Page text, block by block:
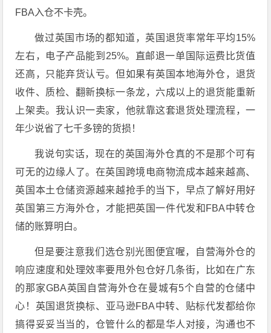
FBA入仓不卡壳。
做过英国市场的都知道，英国退货率常年平均15%
左右，电子产品能到25%。直邮退一单国际运费比货值
还高，只能弃货认亏。但如果有英国本地海外仓，退货
收件、质检、翻新换标一条龙，六成以上的退货能重新
上架卖。我认识一卖家，他就靠这套退货处理流程，一
年少说省了七千多镑的货损！
我说句实话，现在的英国海外仓真的不是那个可有
可无的边缘人了。在英国跨境电商物流成本越来越高、
英国本土仓储资源越来越抢手的当下，早点了解好用好
英国第三方海外仓，才能把英国一件代发和FBA中转仓
储的账算明白。
但是要注意我们选仓别光图便宜喔，自营海外仓的
响应速度和处理效率要甩外包仓好几条街，比如在广东
的那家GBA英国自营海外仓在曼城有5个自营的仓储中
心！英国退货换标、亚马逊FBA中转、贴标代发都给你
搞得妥妥当当的，仓管什么的都是华人对接，沟通也不